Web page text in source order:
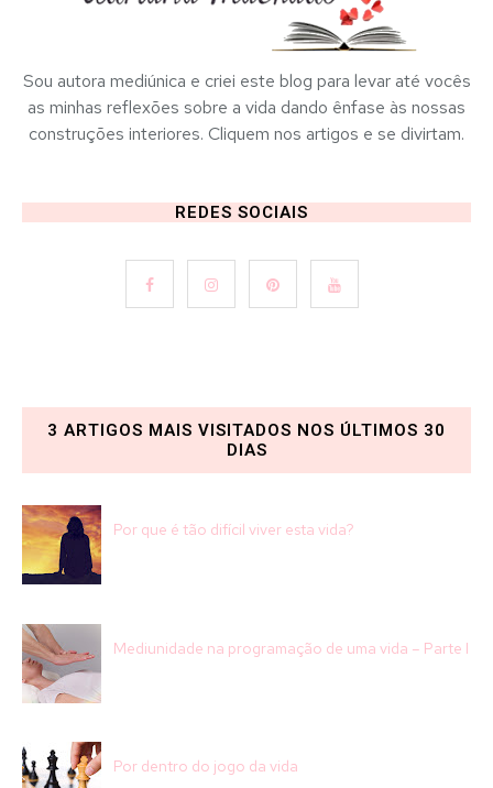
Sou autora mediúnica e criei este blog para levar até vocês
as minhas reflexões sobre a vida dando ênfase às nossas
construções interiores. Cliquem nos artigos e se divirtam.
REDES SOCIAIS
3 ARTIGOS MAIS VISITADOS NOS ÚLTIMOS 30
DIAS
Por que é tão difícil viver esta vida?
Mediunidade na programação de uma vida – Parte I
Por dentro do jogo da vida